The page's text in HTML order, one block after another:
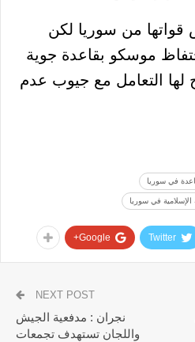
من سوريا لكن
موسكو بقاعدة جوية
لها التعامل مع جيوب عدم
في سوريا
في سوريا
Twitter
Google+
NEXT POST
نجران : مدفعية الجيش
واللجان تستهدف تجمعات